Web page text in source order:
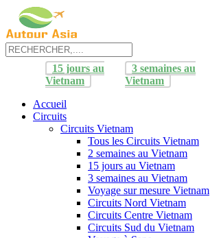
15 jours au
Vietnam
3 semaines au
Vietnam
Accueil
Circuits
Circuits Vietnam
Tous les Circuits Vietnam
2 semaines au Vietnam
15 jours au Vietnam
3 semaines au Vietnam
Voyage sur mesure Vietnam
Circuits Nord Vietnam
Circuits Centre Vietnam
Circuits Sud du Vietnam